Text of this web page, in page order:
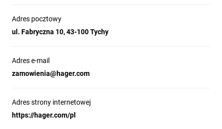
Adres pocztowy
ul. Fabryczna 10, 43-100 Tychy
Adres e-mail
zamowienia@hager.com
Adres strony internetowej
https://hager.com/pl